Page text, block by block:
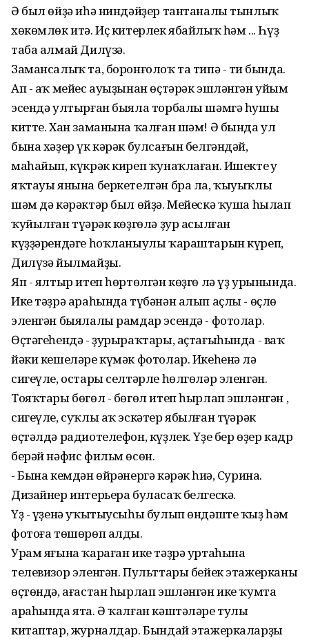
Ә был өйҙә иһә ниндәйҙер тантаналы тынлыҡ
хөкөмлөк итә. Иҫ китерлек ябайлыҡ һәм ... Һүҙ
таба алмай Дилүзә.
Замансалыҡ та, боронғолоҡ та типә - тиң бында.
Ап - аҡ мейес ауыҙынан өҫтәрәк эшләнгән уйым
эсендә ултырған быяла торбалы шәмгә һушы
китте. Хан заманына ҡалған шәм! Ә бында ул
бына хәҙер үк кәрәк булсағын белгәндәй,
маһайып, күкрәк киреп ҡунаҡлаған. Ишектең уң
яҡтауы янына беркетелгән бра ла, ҡыуыҡлы
шәм дә кәрәктәр был өйҙә. Мейескә ҡуша һылап
ҡуйылған түңәрәк көҙгөлә ҙур асылған
күҙҙәрендәге һоҡланыулы ҡараштарын күреп,
Дилүзә йылмайҙы.
Яп - ялтыр итеп һөртөлгән көҙгө лә үҙ урынында.
Ике тәҙрә араһында түбәнән алып аҫлы - өҫлө
эленгән быялалы рамдар эсендә - фотолар.
Өҫтәгеһендә - ҙурыраҡтары, аҫтағыһында - ваҡ
йәки кешеләре күмәк фотолар. Икеһенә лә
сигеүле, остары селтәрле һөлгөләр эленгән.
Тояҡтары бөгөл - бөгөл итеп һырлап эшләнгән ,
сигеүле, суҡлы аҡ эскәтер ябылған түңәрәк
өҫтәлдә радиотелефон, күҙлек. Үҙе бер өҙер кадр
берәй нәфис фильм өсөн.
- Бына кемдән өйрәнергә кәрәк һиңә, Сурина.
Дизайнер интерьера буласаҡ белгескә.
Үҙ - үҙенә уҡытыусыһы булып өндәште ҡыҙ һәм
фотоға төшөрөп алды.
Урам яғына ҡараған ике тәҙрә уртаһына
телевизор эленгән. Пульттары бейек этажерканың
өҫтөндә, ағастан һырлап эшләнгән ике ҡумта
араһында ята. Ә ҡалған кәштәләре тулы
китаптар, журналдар. Бындай этажеркаларҙы